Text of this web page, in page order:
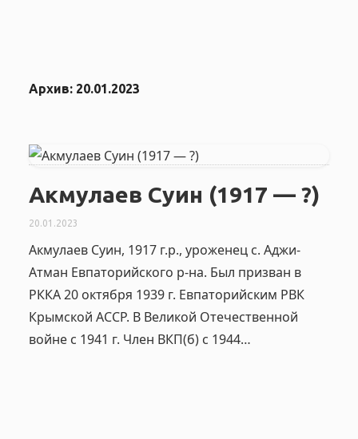
Архив: 20.01.2023
Акмулаев Суин (1917 — ?)
20.01.2023
Акмулаев Суин, 1917 г.р., уроженец с. Аджи-
Атман Евпаторийского р-на. Был призван в
РККА 20 октября 1939 г. Евпаторийским РВК
Крымской АССР. В Великой Отечественной
войне с 1941 г. Член ВКП(б) с 1944…